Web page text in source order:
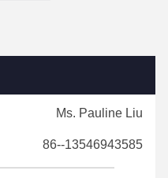
Ms. Pauline Liu
86--13546943585